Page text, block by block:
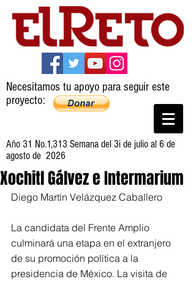
Necesitamos tu apoyo para seguir este
proyecto:
Año 31 No.1,313 Semana del 3i de julio al 6 de
agosto de 2026
Xochitl Gálvez e Intermarium
Diego Martín Velázquez Caballero
La candidata del Frente Amplio
culminará una etapa en el extranjero
de su promoción política a la
presidencia de México. La visita de